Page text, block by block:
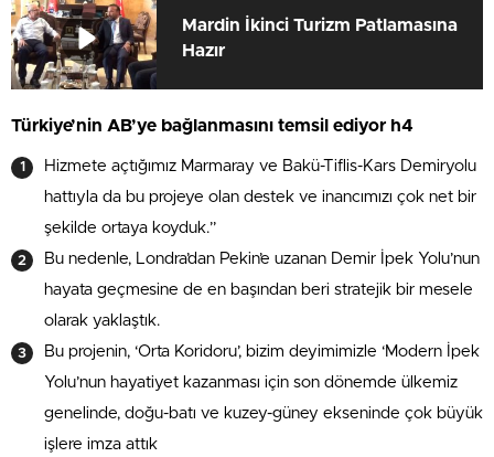
Mardin İkinci Turizm Patlamasına
Hazır
Türkiye’nin AB’ye bağlanmasını temsil ediyor h4
Hizmete açtığımız Marmaray ve Bakü-Tiflis-Kars Demiryolu
hattıyla da bu projeye olan destek ve inancımızı çok net bir
şekilde ortaya koyduk.”
Bu nedenle, Londra’dan Pekin’e uzanan Demir İpek Yolu’nun
hayata geçmesine de en başından beri stratejik bir mesele
olarak yaklaştık.
Bu projenin, ‘Orta Koridoru’, bizim deyimimizle ‘Modern İpek
Yolu’nun hayatiyet kazanması için son dönemde ülkemiz
genelinde, doğu-batı ve kuzey-güney ekseninde çok büyük
işlere imza attık